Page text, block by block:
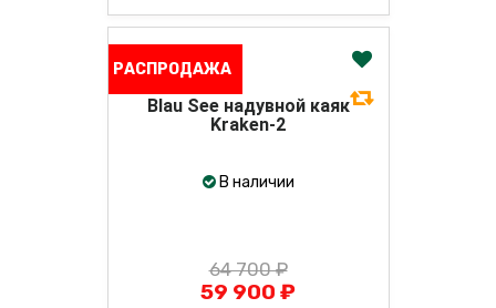
РАСПРОДАЖА
Blau See надувной каяк
Kraken-2
В наличии
64 700 ₽
59 900 ₽